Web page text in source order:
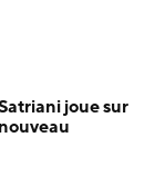
joue sur